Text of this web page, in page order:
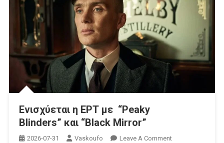
Ενισχύεται η ΕΡΤ με “Peaky
Blinders” και “Black Mirror”
2026-07-31 Vaskoufo Leave A CommentOn